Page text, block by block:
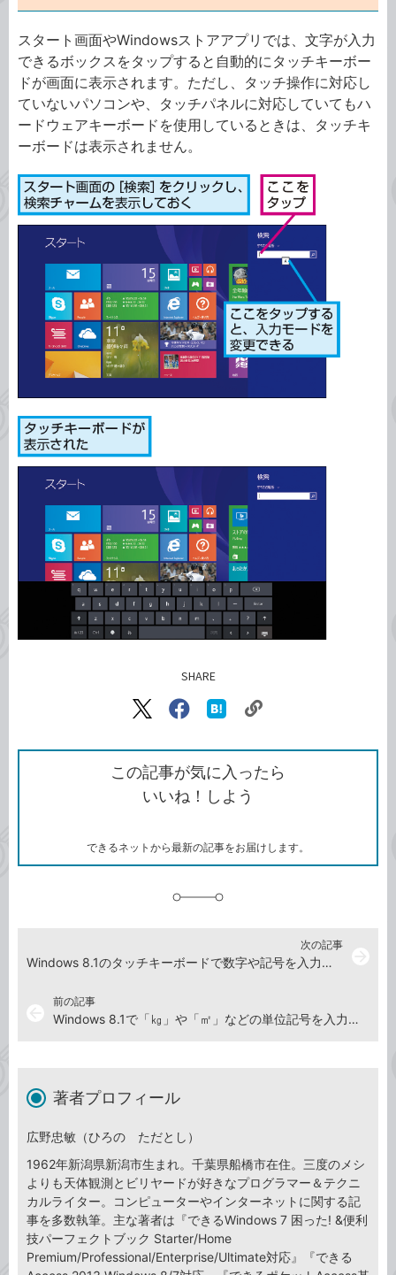
スタート画面やWindowsストアアプリでは、文字が入力
できるボックスをタップすると自動的にタッチキーボー
ドが画面に表示されます。ただし、タッチ操作に対応し
ていないパソコンや、タッチパネルに対応していてもハ
ードウェアキーボードを使用しているときは、タッチキ
ーボードは表示されません。
SHARE
X（旧
で
シ
ェ
ア
Facebook
シ
ェ
ア
な
ッ
ク
ク
ク
を
コ
この記事が気に入ったら
いいね！しよう
できるネットから最新の記事をお届けします。
前の記事
Windows 8.1で「㎏」や「㎡」などの単位記号を入力するには
次の記事
Windows 8.1のタッチキーボードで数字や記号を入力するには
著者プロフィール
広野忠敏（ひろの ただとし）
1962年新潟県新潟市生まれ。千葉県船橋市在住。三度のメシ
よりも天体観測とビリヤードが好きなプログラマー＆テクニ
カルライター。コンピューターやインターネットに関する記
事を多数執筆。主な著者は『できるWindows 7 困った! &便利
技パーフェクトブック Starter/Home
Premium/Professional/Enterprise/Ultimate対応』『できる